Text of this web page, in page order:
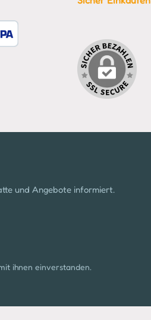
Bild 1
und Angebote informiert.
ihnen einverstanden.